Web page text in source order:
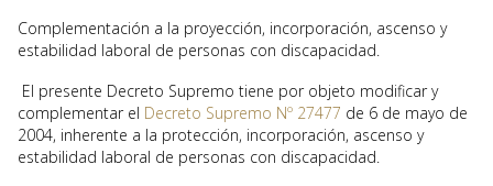
Complementación a la proyección, incorporación, ascenso y
estabilidad laboral de personas con discapacidad.
El presente Decreto Supremo tiene por objeto modificar y
complementar el Decreto Supremo Nº 27477 de 6 de mayo de
2004, inherente a la protección, incorporación, ascenso y
estabilidad laboral de personas con discapacidad.